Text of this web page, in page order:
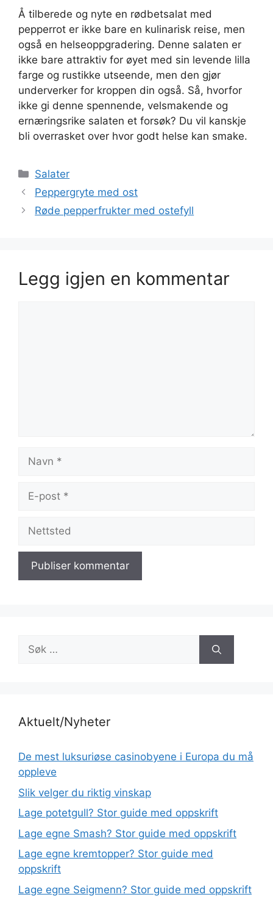
Å tilberede og nyte en rødbetsalat med
pepperrot er ikke bare en kulinarisk reise, men
også en helseoppgradering. Denne salaten er
ikke bare attraktiv for øyet med sin levende lilla
farge og rustikke utseende, men den gjør
underverker for kroppen din også. Så, hvorfor
ikke gi denne spennende, velsmakende og
ernæringsrike salaten et forsøk? Du vil kanskje
bli overrasket over hvor godt helse kan smake.
Kategorier
Salater
Peppergryte med ost
Røde pepperfrukter med ostefyll
Legg igjen en kommentar
Navn
Nettsted
Søk
etter:
Aktuelt/Nyheter
De mest luksuriøse casinobyene i Europa du må
oppleve
Slik velger du riktig vinskap
Lage potetgull? Stor guide med oppskrift
Lage egne Smash? Stor guide med oppskrift
Lage egne kremtopper? Stor guide med
oppskrift
Lage egne Seigmenn? Stor guide med oppskrift